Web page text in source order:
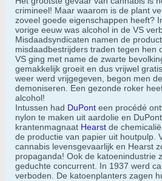
crimineel! Maar waarom is de plant
zoveel goede eigenschappen heeft?
vorige eeuw was alcohol in de VS
Misdaadsyndicaten namen de
misdaadbestrijders traden tegen hen
VS ging met name de zwarte
gemakkelijk groeit en dus vrijwel
weer werd vrijgegeven, begon men
demoniseren. Een gezonde roker
alcohol!
Intussen had DuPont een procédé
nylon te maken uit aardolie en
krantenmagnaat Hearst de
de productie van papier uit houtpulp.
cannabis levensgevaarlijk en Hearst
propaganda! Ook de katoenindustrie
geduchte concurrent. In 1937 werd
verboden. De katoenplanters zagen